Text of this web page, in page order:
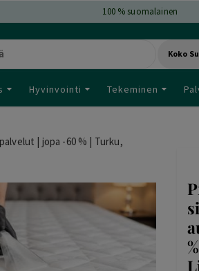
100 % suomalainen
Koko
Hyvinvointi Tekeminen
| jopa -60 % | Turku,